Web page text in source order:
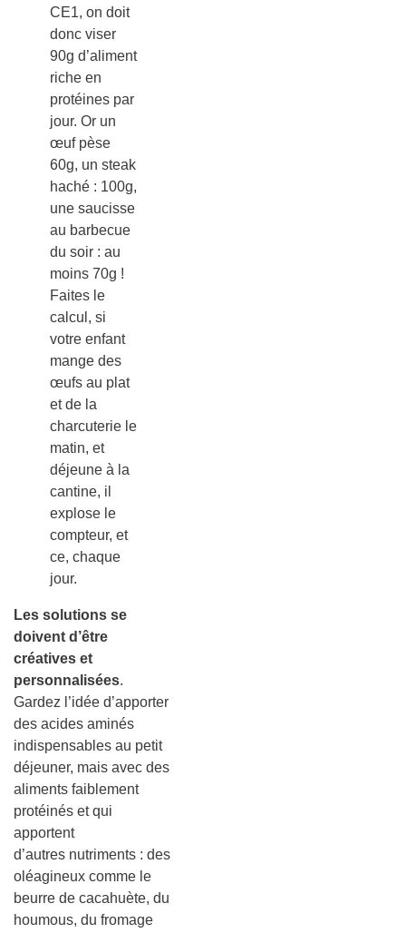
CE1, on doit
donc viser
90g d’aliment
riche en
protéines par
jour. Or un
œuf pèse
60g, un steak
haché : 100g,
une saucisse
au barbecue
du soir : au
moins 70g !
Faites le
calcul, si
votre enfant
mange des
œufs au plat
et de la
charcuterie le
matin, et
déjeune à la
cantine, il
explose le
compteur, et
ce, chaque
jour.
Les solutions se
doivent d’être
créatives et
personnalisées.
Gardez l’idée d’apporter
des acides aminés
indispensables au petit
déjeuner, mais avec des
aliments faiblement
protéinés et qui
apportent
d’autres nutriments : des
oléagineux comme le
beurre de cacahuète, du
houmous, du fromage